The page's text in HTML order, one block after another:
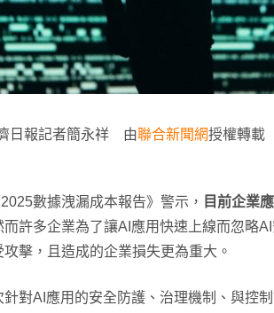
日報記者簡永祥 由聯合新聞網授權轉載
數據洩漏成本報告》警示， 目前企業
而許多企業為了讓AI應用快速上線而忽略
擊，且造成的企業損失更為重大。
對AI應用的安全防護、治理機制、與控